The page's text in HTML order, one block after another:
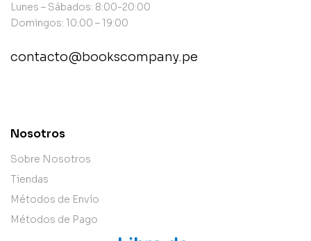
Lunes – Sábados: 8:00-20:00
Domingos: 10:00 – 19:00
contacto@bookscompany.pe
Nosotros
Sobre Nosotros
Tiendas
Métodos de Envío
Métodos de Pago